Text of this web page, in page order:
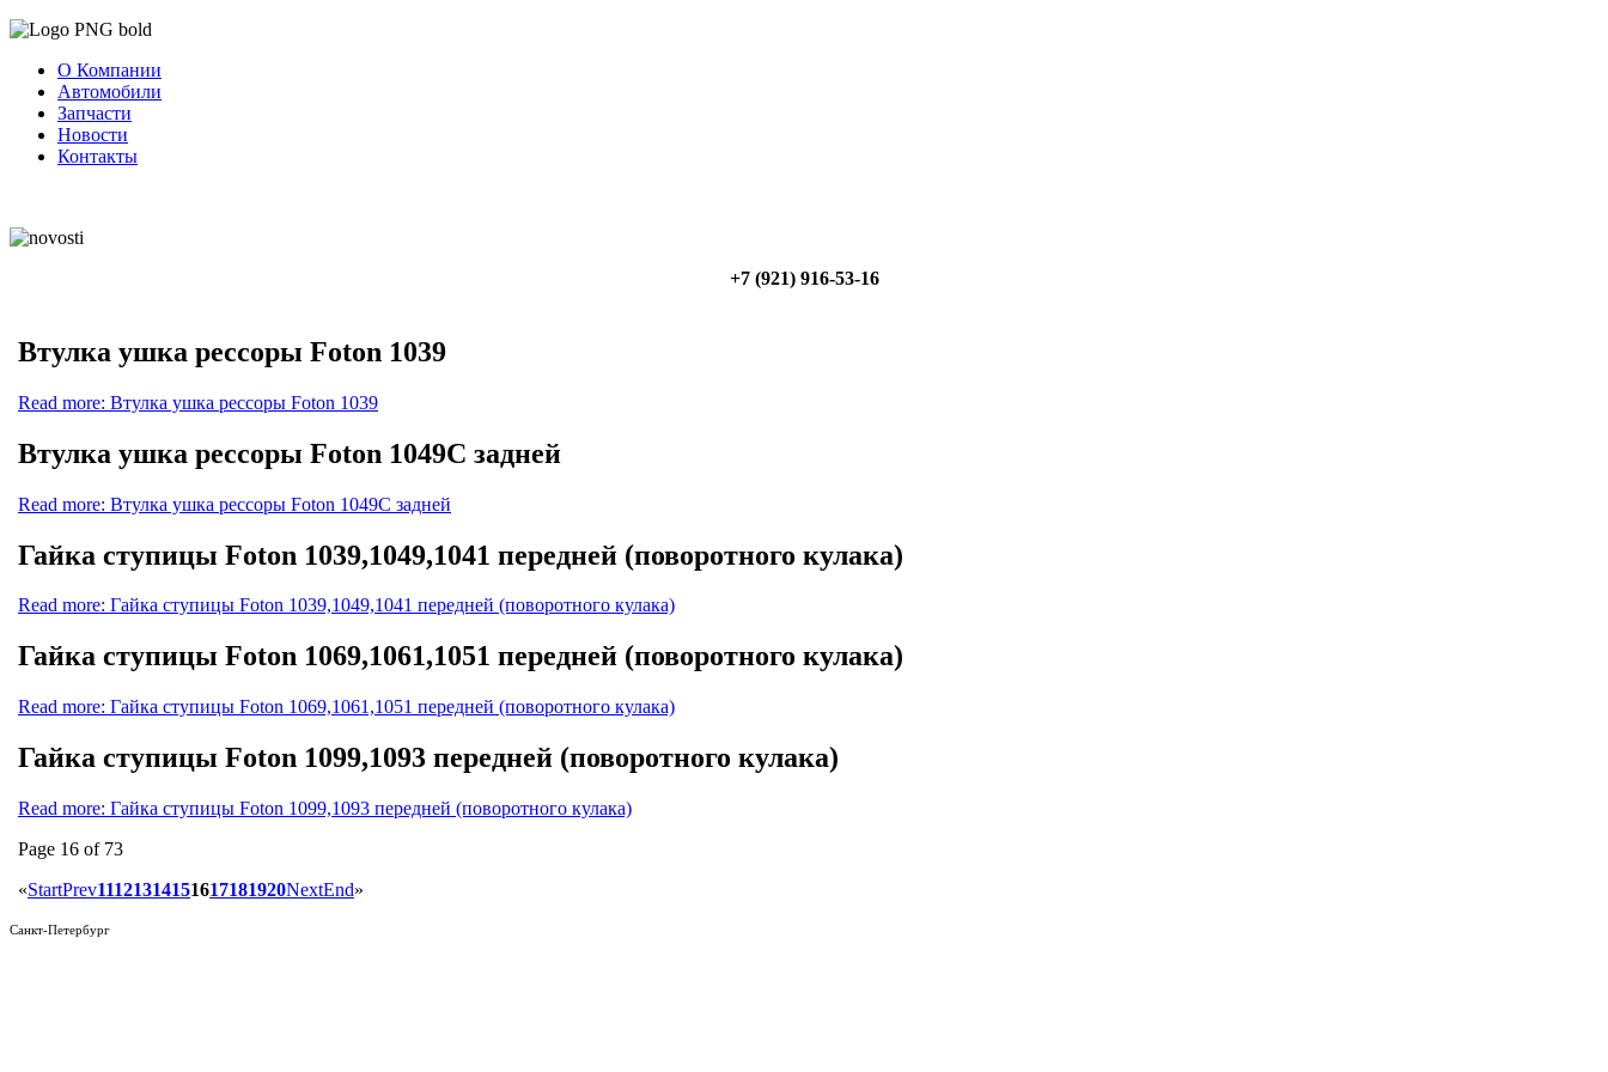
О Компании
Автомобили
Запчасти
Новости
Контакты
+7 (921) 916-53-16
Втулка ушка рессоры Foton 1039
Read more: Втулка ушка рессоры Foton 1039
Втулка ушка рессоры Foton 1049С задней
Read more: Втулка ушка рессоры Foton 1049С задней
Гайка ступицы Foton 1039,1049,1041 передней (поворотного кулака)
Read more: Гайка ступицы Foton 1039,1049,1041 передней (поворотного кулака)
Гайка ступицы Foton 1069,1061,1051 передней (поворотного кулака)
Read more: Гайка ступицы Foton 1069,1061,1051 передней (поворотного кулака)
Гайка ступицы Foton 1099,1093 передней (поворотного кулака)
Read more: Гайка ступицы Foton 1099,1093 передней (поворотного кулака)
Page 16 of 73
«StartPrev11121314151617181920NextEnd»
Санкт-Петербург